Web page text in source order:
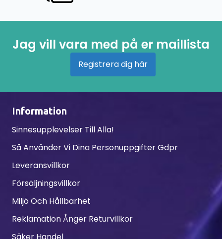
Jag vill vara med på er maillista
Registrera dig här
Information
Sinnesupplevelser Till Alla!
Så Använder Vi Dina Personuppgifter Gdpr
Leveransvillkor
Försäljningsvillkor
Miljö Och Hållbarhet
Reklamation Ånger Returvillkor